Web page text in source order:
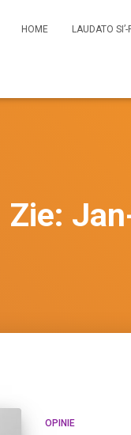
HOME LAUDATO
Zie:
OPINIE